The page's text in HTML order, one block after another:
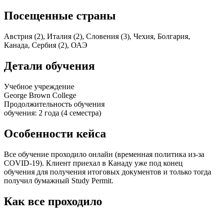
Посещенные страны
Австрия (2), Италия (2), Словения (3), Чехия, Болгария,
Канада, Сербия (2), ОАЭ
Детали обучения
Учебное учреждение
George Brown College
Продолжительность обучения
обучения: 2 года (4 семестра)
Особенности кейса
Все обучение проходило онлайн (временная политика из-за
COVID-19). Клиент приехал в Канаду уже под конец
обучения для получения итоговых документов и только тогда
получил бумажный Study Permit.
Как все проходило